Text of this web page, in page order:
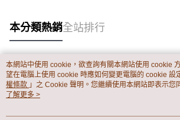
本分類熱銷全站排行
熱門標籤
本網站中使用 cookie，欲查詢有關本網站使用 cookie
望在電腦上使用 cookie 時應如何變更電腦的 cookie 設
權條款 」之 Cookie 聲明。您繼續使用本網站即表示您
用條款之 Cookie 聲明使用 cookie。
了解更多 >